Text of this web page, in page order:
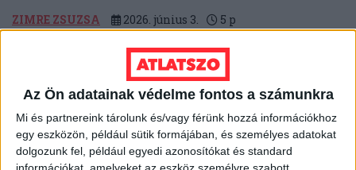
Az Ön adatainak védelme fontos a számunkra
Mi és partnereink tárolunk és/vagy férünk hozzá információkhoz
egy eszközön, például sütik formájában, és személyes adatokat
dolgozunk fel, például egyedi azonosítókat és standard
ZIMRE ZSUZSA 2026. június 3. 5 p
A TASZ, a 24.hu, a 444, a WMN
és a Nők Lapja Café újságírói
kapták idén a Szegénységről
méltósággal sajtódíjat